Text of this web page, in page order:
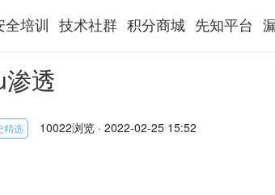
全培训 技术社群 积分商城 先知平台
透
精选 10022浏览 · 2022-02-25 15:52